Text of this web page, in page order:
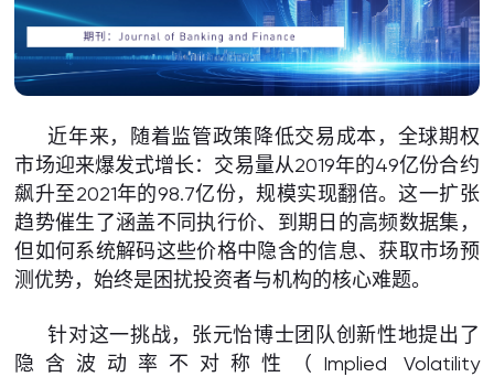
近年来，随着监管政策降低交易成本，全球期权
市场迎来爆发式增长：交易量从2019年的49亿份合约
飙升至2021年的98.7亿份，规模实现翻倍。这一扩张
趋势催生了涵盖不同执行价、到期日的高频数据集，
但如何系统解码这些价格中隐含的信息、获取市场预
测优势，始终是困扰投资者与机构的核心难题。
针对这一挑战，张元怡博士团队创新性地提出了
隐含波动率不对称性（Implied Volatility